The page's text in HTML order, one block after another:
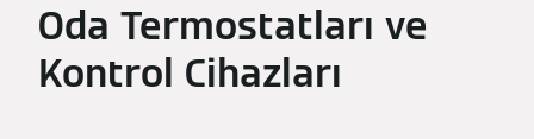
Oda Termostatları ve
Kontrol Cihazları